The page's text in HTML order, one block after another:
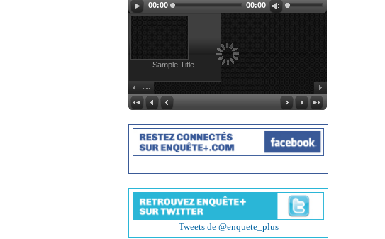
00:00 00:00
Sample Title
Tweets de @enquete_plus